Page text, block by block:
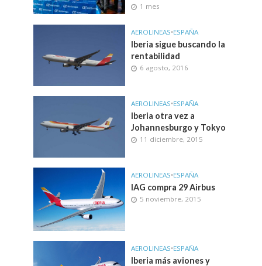
1 mes
AEROLINEAS•ESPAÑA
Iberia sigue buscando la
rentabilidad
6 agosto, 2016
AEROLINEAS•ESPAÑA
Iberia otra vez a
Johannesburgo y Tokyo
11 diciembre, 2015
AEROLINEAS•ESPAÑA
IAG compra 29 Airbus
5 noviembre, 2015
AEROLINEAS•ESPAÑA
Iberia más aviones y